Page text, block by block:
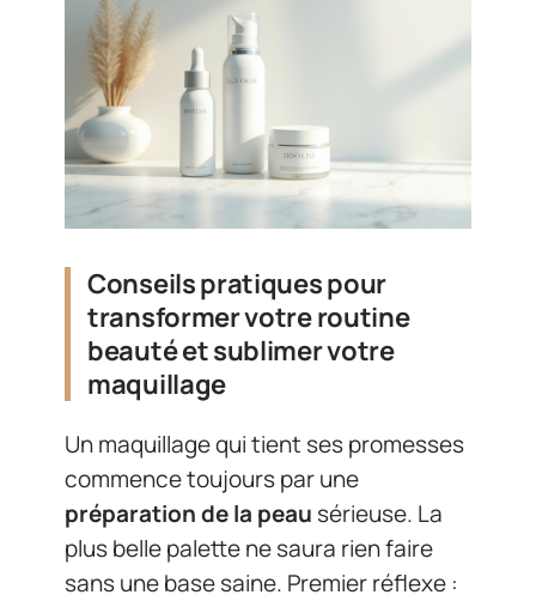
Conseils pratiques pour
transformer votre routine
beauté et sublimer votre
maquillage
Un maquillage qui tient ses promesses
commence toujours par une
préparation de la peau sérieuse. La
plus belle palette ne saura rien faire
sans une base saine. Premier réflexe :